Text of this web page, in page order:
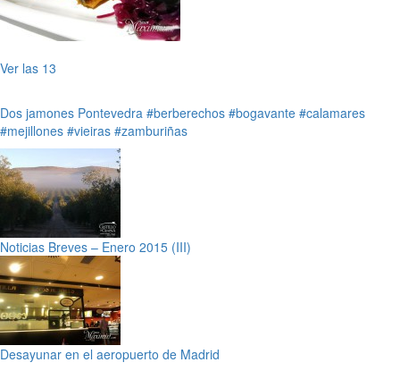
Ver las 13
Dos jamones Pontevedra #berberechos #bogavante #calamares
#mejillones #vieiras #zamburiñas
Noticias Breves – Enero 2015 (III)
Desayunar en el aeropuerto de Madrid